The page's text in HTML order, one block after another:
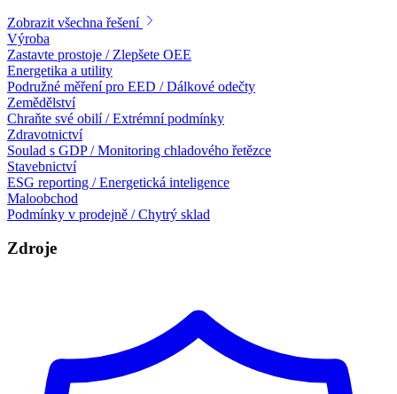
Zobrazit všechna řešení
Výroba
Zastavte prostoje / Zlepšete OEE
Energetika a utility
Podružné měření pro EED / Dálkové odečty
Zemědělství
Chraňte své obilí / Extrémní podmínky
Zdravotnictví
Soulad s GDP / Monitoring chladového řetězce
Stavebnictví
ESG reporting / Energetická inteligence
Maloobchod
Podmínky v prodejně / Chytrý sklad
Zdroje